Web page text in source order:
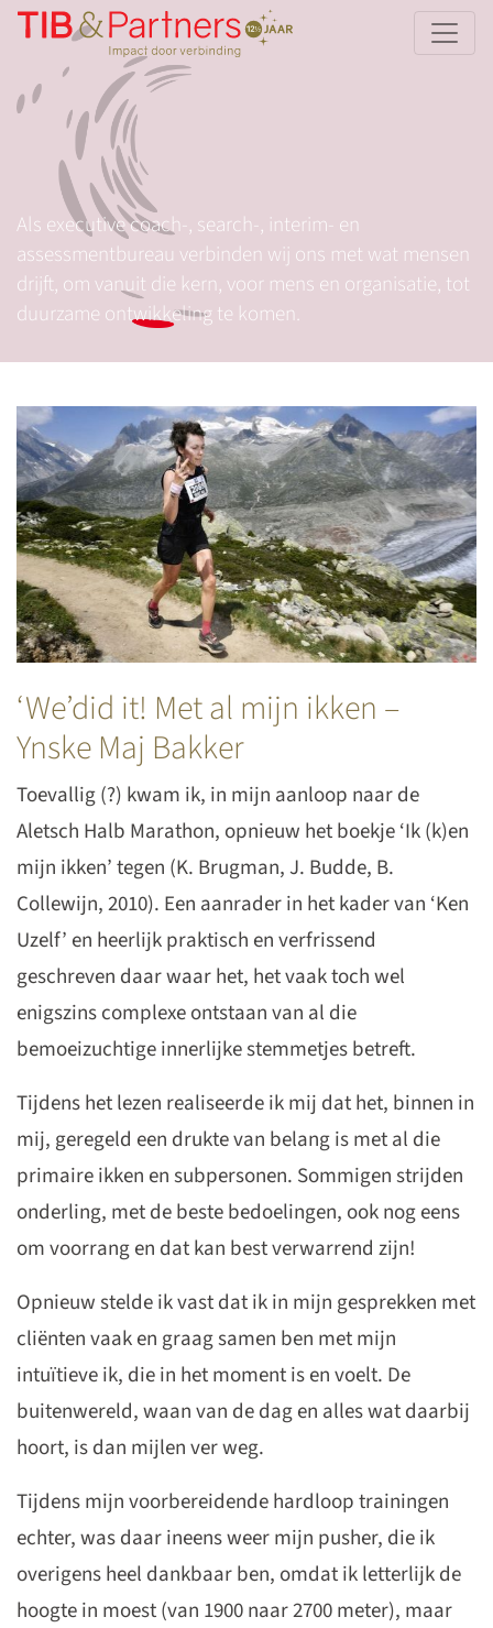
Als executive coach-, search-, interim- en
assessmentbureau verbinden wij ons met wat mensen
drijft, om vanuit die kern, voor mens en organisatie, tot
duurzame ontwikkeling te komen.
‘We’did it! Met al mijn ikken –
Ynske Maj Bakker
Toevallig (?) kwam ik, in mijn aanloop naar de
Aletsch Halb Marathon, opnieuw het boekje ‘Ik (k)en
mijn ikken’ tegen (K. Brugman, J. Budde, B.
Collewijn, 2010). Een aanrader in het kader van ‘Ken
Uzelf’ en heerlijk praktisch en verfrissend
geschreven daar waar het, het vaak toch wel
enigszins complexe ontstaan van al die
bemoeizuchtige innerlijke stemmetjes betreft.
Tijdens het lezen realiseerde ik mij dat het, binnen in
mij, geregeld een drukte van belang is met al die
primaire ikken en subpersonen. Sommigen strijden
onderling, met de beste bedoelingen, ook nog eens
om voorrang en dat kan best verwarrend zijn!
Opnieuw stelde ik vast dat ik in mijn gesprekken met
cliënten vaak en graag samen ben met mijn
intuïtieve ik, die in het moment is en voelt. De
buitenwereld, waan van de dag en alles wat daarbij
hoort, is dan mijlen ver weg.
Tijdens mijn voorbereidende hardloop trainingen
echter, was daar ineens weer mijn pusher, die ik
overigens heel dankbaar ben, omdat ik letterlijk de
hoogte in moest (van 1900 naar 2700 meter), maar